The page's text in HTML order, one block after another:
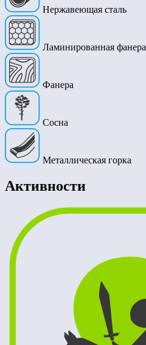
Нержавеющая сталь
Ламинированная фанера
Фанера
Сосна
Металлическая горка
Активности